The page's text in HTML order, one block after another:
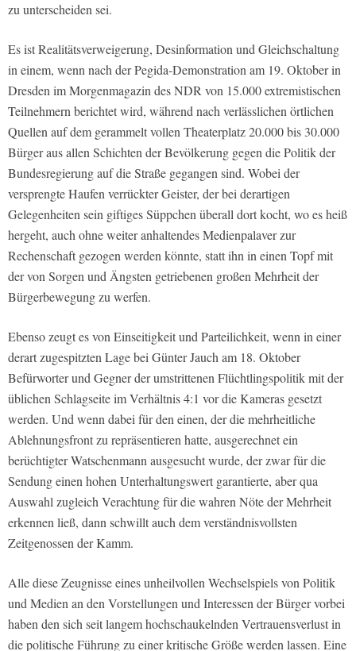
zu unterscheiden sei.
Es ist Realitätsverweigerung, Desinformation und Gleichschaltung
in einem, wenn nach der Pegida-Demonstration am 19. Oktober in
Dresden im Morgenmagazin des NDR von 15.000 extremistischen
Teilnehmern berichtet wird, während nach verlässlichen örtlichen
Quellen auf dem gerammelt vollen Theaterplatz 20.000 bis 30.000
Bürger aus allen Schichten der Bevölkerung gegen die Politik der
Bundesregierung auf die Straße gegangen sind. Wobei der
versprengte Haufen verrückter Geister, der bei derartigen
Gelegenheiten sein giftiges Süppchen überall dort kocht, wo es heiß
hergeht, auch ohne weiter anhaltendes Medienpalaver zur
Rechenschaft gezogen werden könnte, statt ihn in einen Topf mit
der von Sorgen und Ängsten getriebenen großen Mehrheit der
Bürgerbewegung zu werfen.
Ebenso zeugt es von Einseitigkeit und Parteilichkeit, wenn in einer
derart zugespitzten Lage bei Günter Jauch am 18. Oktober
Befürworter und Gegner der umstrittenen Flüchtlingspolitik mit der
üblichen Schlagseite im Verhältnis 4:1 vor die Kameras gesetzt
werden. Und wenn dabei für den einen, der die mehrheitliche
Ablehnungsfront zu repräsentieren hatte, ausgerechnet ein
berüchtigter Watschenmann ausgesucht wurde, der zwar für die
Sendung einen hohen Unterhaltungswert garantierte, aber qua
Auswahl zugleich Verachtung für die wahren Nöte der Mehrheit
erkennen ließ, dann schwillt auch dem verständnisvollsten
Zeitgenossen der Kamm.
Alle diese Zeugnisse eines unheilvollen Wechselspiels von Politik
und Medien an den Vorstellungen und Interessen der Bürger vorbei
haben den sich seit langem hochschaukelnden Vertrauensverlust in
die politische Führung zu einer kritische Größe werden lassen. Eine